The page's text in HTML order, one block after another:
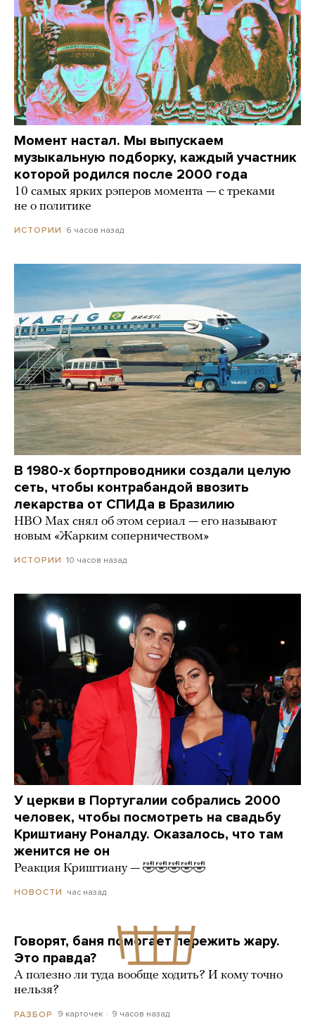
Момент настал. Мы выпускаем
музыкальную подборку, каждый участник
которой родился после 2000 года
10 самых ярких рэперов момента — с треками
не о политике
ИСТОРИИ 6 часов назад
В 1980-х бортпроводники создали целую
сеть, чтобы контрабандой ввозить
лекарства от СПИДа в Бразилию
HBO Max снял об этом сериал — его называют
новым «Жарким соперничеством»
ИСТОРИИ 10 часов назад
У церкви в Португалии собрались 2000
человек, чтобы посмотреть на свадьбу
Криштиану Роналду. Оказалось, что там
женится не он
Реакция Криштиану — 🤣🤣🤣🤣🤣
НОВОСТИ час назад
Говорят, баня помогает пережить жару.
Это правда?
А полезно ли туда вообще ходить? И кому точно
нельзя?
РАЗБОР 9 карточек 9 часов назад